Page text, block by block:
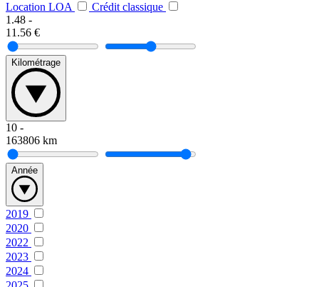
Location LOA
Crédit classique
1.48 -
11.56 €
Kilométrage
10 -
163806 km
Année
2019
2020
2022
2023
2024